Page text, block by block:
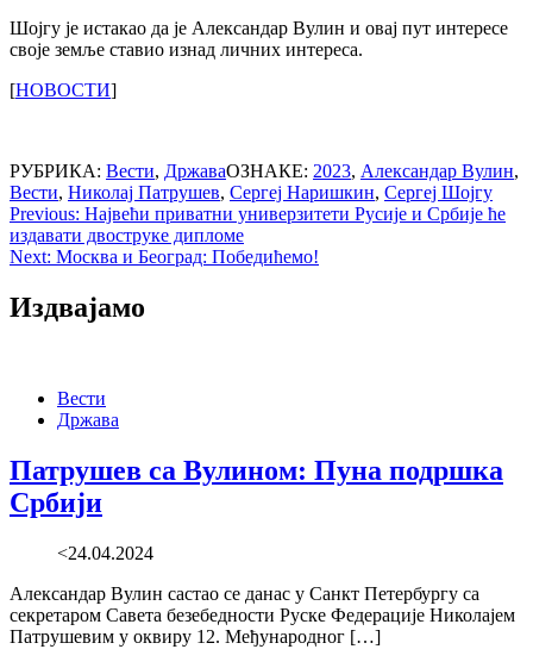
Шојгу је истакао да је Александар Вулин и овај пут интересе
своје земље ставио изнад личних интереса.
[НОВОСТИ]
РУБРИКА: Вести, ДржаваОЗНАКЕ: 2023, Александар Вулин,
Вести, Николај Патрушев, Сергеј Наришкин, Сергеј Шојгу
Post
navigation
Previous: Највећи приватни универзитети Русије и Србије ће
издавати двоструке дипломе
Next: Москва и Београд: Победићемо!
Издвајамо
Вести
Држава
Патрушев са Вулином: Пуна подршка
Србији
<24.04.2024
Александар Вулин састао се данас у Санкт Петербургу са
секретаром Савета безебедности Руске Федерације Николајем
Патрушевим у оквиру 12. Међународног […]